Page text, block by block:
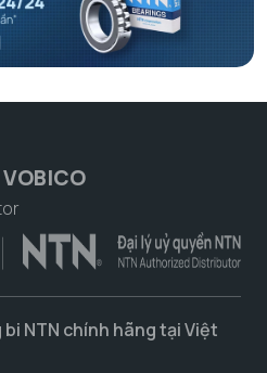
NTN chính hãng tại Việt